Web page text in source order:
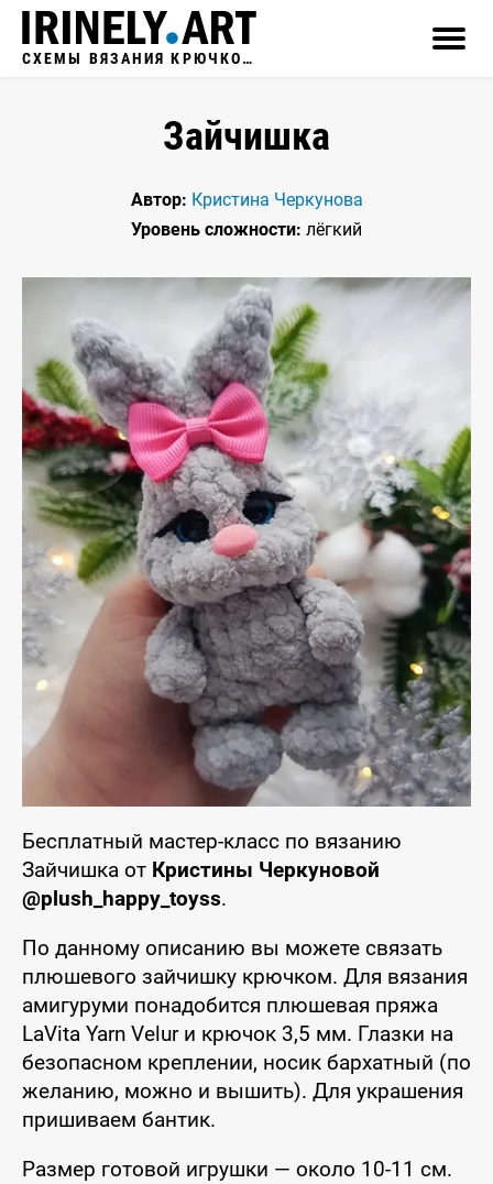
СХЕМЫ ВЯЗАНИЯ КРЮЧКОМ
Зайчишка
Автор: Кристина Черкунова
Уровень сложности: лёгкий
Бесплатный мастер-класс по вязанию
Зайчишка от Кристины Черкуновой
@plush_happy_toyss.
По данному описанию вы можете связать
плюшевого зайчишку крючком. Для вязания
амигуруми понадобится плюшевая пряжа
LaVita Yarn Velur и крючок 3,5 мм. Глазки на
безопасном креплении, носик бархатный (по
желанию, можно и вышить). Для украшения
пришиваем бантик.
Размер готовой игрушки — около 10-11 см.